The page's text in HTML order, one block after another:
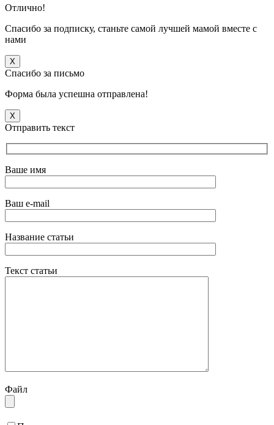
Отлично!
Спасибо за подписку, станьте самой лучшей мамой вместе с
нами
X
Спасибо за письмо
Форма была успешна отправлена!
X
Отправить текст
Ваше имя
Ваш e-mail
Название статьи
Текст статьи
Файл